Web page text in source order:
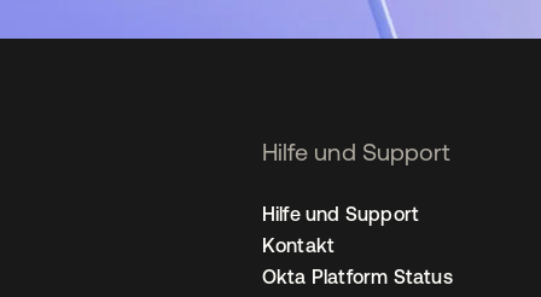
Hilfe und Support
Hilfe und Support
Kontakt
Okta Platform Status